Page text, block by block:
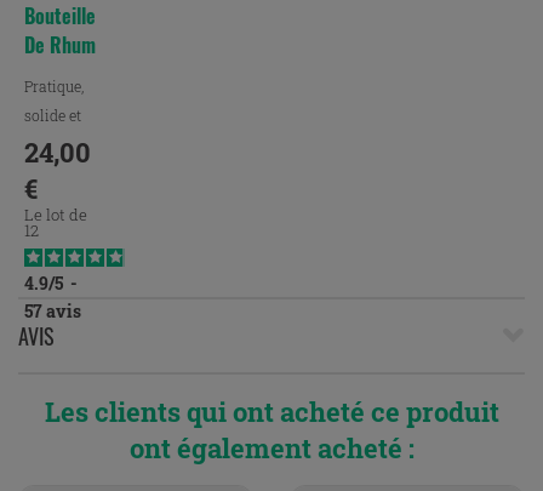
Bouteille
De Rhum
70 Cl
Pratique,
solide et
esthétique
Prix
24,00
€
Le lot de
12
4.9/5 -
57avis
AVIS
Les clients qui ont acheté ce produit
ont également acheté :